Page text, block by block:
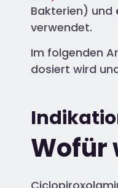
Bakterien) und
verwendet.
Im folgenden
dosiert wird
Wofür